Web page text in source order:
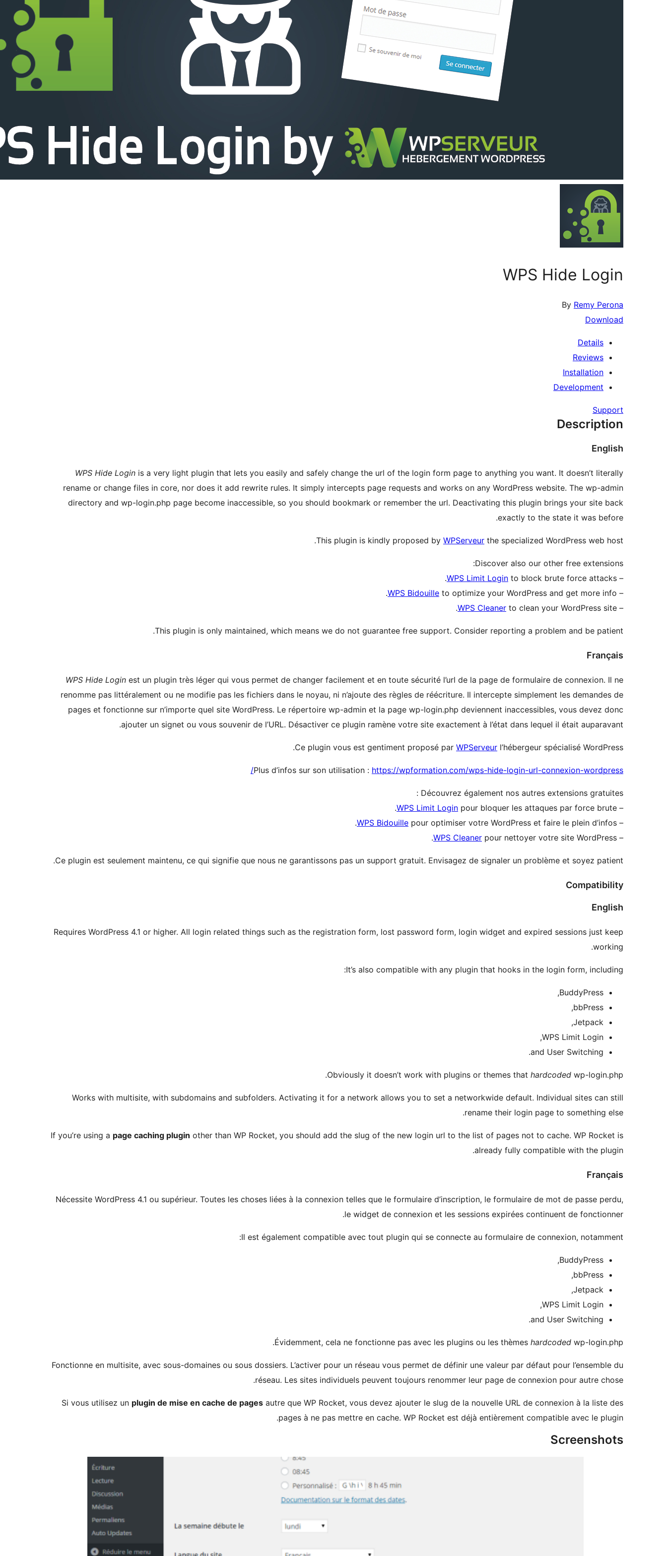
WPS Hide Login
By Remy Perona
Download
Details
Reviews
Installation
Development
Support
Description
English
WPS Hide Login is a very light plugin that lets you easily and safely change the url of the login form page to anything you want. It doesn’t literally
rename or change files in core, nor does it add rewrite rules. It simply intercepts page requests and works on any WordPress website. The wp-admin
directory and wp-login.php page become inaccessible, so you should bookmark or remember the url. Deactivating this plugin brings your site back
exactly to the state it was before.
This plugin is kindly proposed by WPServeur the specialized WordPress web host.
Discover also our other free extensions:
–
WPS Limit Login to block brute force attacks.
–
WPS Bidouille to optimize your WordPress and get more info.
–
WPS Cleaner to clean your WordPress site.
This plugin is only maintained, which means we do not guarantee free support. Consider reporting a problem and be patient.
Français
WPS Hide Login est un plugin très léger qui vous permet de changer facilement et en toute sécurité l’url de la page de formulaire de connexion. Il ne
renomme pas littéralement ou ne modifie pas les fichiers dans le noyau, ni n’ajoute des règles de réécriture. Il intercepte simplement les demandes de
pages et fonctionne sur n’importe quel site WordPress. Le répertoire wp-admin et la page wp-login.php deviennent inaccessibles, vous devez donc
ajouter un signet ou vous souvenir de l’URL. Désactiver ce plugin ramène votre site exactement à l’état dans lequel il était auparavant.
Ce plugin vous est gentiment proposé par WPServeur l’hébergeur spécialisé WordPress.
Plus d’infos sur son utilisation : https://wpformation.com/wps-hide-login-url-connexion-wordpress/
Découvrez également nos autres extensions gratuites :
–
WPS Limit Login pour bloquer les attaques par force brute.
–
WPS Bidouille pour optimiser votre WordPress et faire le plein d’infos.
–
WPS Cleaner pour nettoyer votre site WordPress.
Ce plugin est seulement maintenu, ce qui signifie que nous ne garantissons pas un support gratuit. Envisagez de signaler un problème et soyez patient.
Compatibility
English
Requires WordPress 4.1 or higher. All login related things such as the registration form, lost password form, login widget and expired sessions just keep
working.
It’s also compatible with any plugin that hooks in the login form, including:
BuddyPress,
bbPress,
Jetpack,
WPS Limit Login,
and User Switching.
Obviously it doesn’t work with plugins or themes that hardcoded wp-login.php.
Works with multisite, with subdomains and subfolders. Activating it for a network allows you to set a networkwide default. Individual sites can still
rename their login page to something else.
If you’re using a page caching plugin other than WP Rocket, you should add the slug of the new login url to the list of pages not to cache. WP Rocket is
already fully compatible with the plugin.
Français
Nécessite WordPress 4.1 ou supérieur. Toutes les choses liées à la connexion telles que le formulaire d’inscription, le formulaire de mot de passe perdu,
le widget de connexion et les sessions expirées continuent de fonctionner.
Il est également compatible avec tout plugin qui se connecte au formulaire de connexion, notamment:
BuddyPress,
bbPress,
Jetpack,
WPS Limit Login,
and User Switching.
Évidemment, cela ne fonctionne pas avec les plugins ou les thèmes hardcoded wp-login.php.
Fonctionne en multisite, avec sous-domaines ou sous dossiers. L’activer pour un réseau vous permet de définir une valeur par défaut pour l’ensemble du
réseau. Les sites individuels peuvent toujours renommer leur page de connexion pour autre chose.
Si vous utilisez un plugin de mise en cache de pages autre que WP Rocket, vous devez ajouter le slug de la nouvelle URL de connexion à la liste des
pages à ne pas mettre en cache. WP Rocket est déjà entièrement compatible avec le plugin.
Screenshots